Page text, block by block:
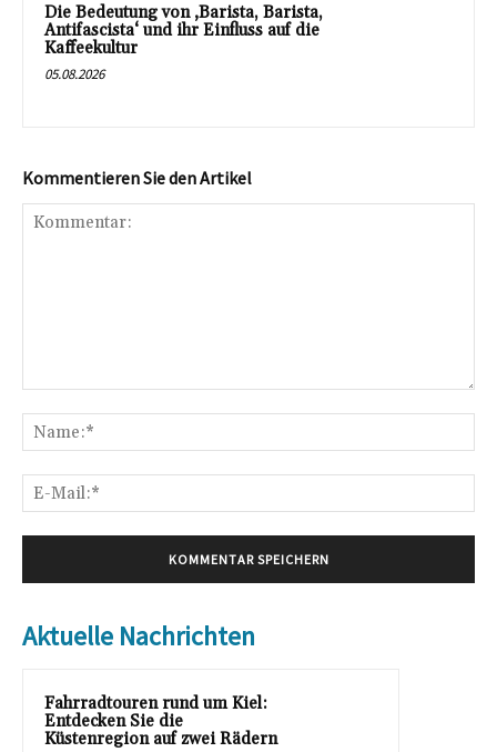
Die Bedeutung von ‚Barista, Barista,
Antifascista‘ und ihr Einfluss auf die
Kaffeekultur
05.08.2026
Kommentieren Sie den Artikel
Aktuelle Nachrichten
Fahrradtouren rund um Kiel:
Entdecken Sie die
Küstenregion auf zwei Rädern